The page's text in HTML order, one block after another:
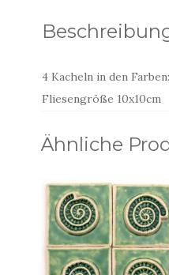
4 Kacheln in den
Fliesengröße 10x10cm
Ähnliche